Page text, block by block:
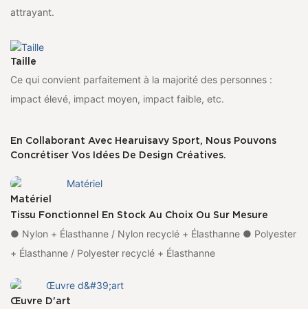
attrayant.
Taille
Ce qui convient parfaitement à la majorité des personnes :
impact élevé, impact moyen, impact faible, etc.
En Collaborant Avec Hearuisavy Sport, Nous Pouvons
Concrétiser Vos Idées De Design Créatives.
Matériel
Tissu Fonctionnel En Stock Au Choix Ou Sur Mesure
● Nylon + Élasthanne / Nylon recyclé + Élasthanne ● Polyester
+ Élasthanne / Polyester recyclé + Élasthanne
Œuvre D'art